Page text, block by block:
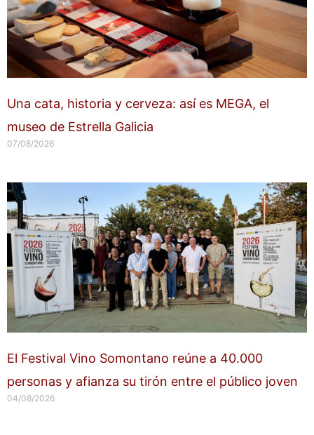
Una cata, historia y cerveza: así es MEGA, el
museo de Estrella Galicia
07/08/2026
El Festival Vino Somontano reúne a 40.000
personas y afianza su tirón entre el público joven
04/08/2026